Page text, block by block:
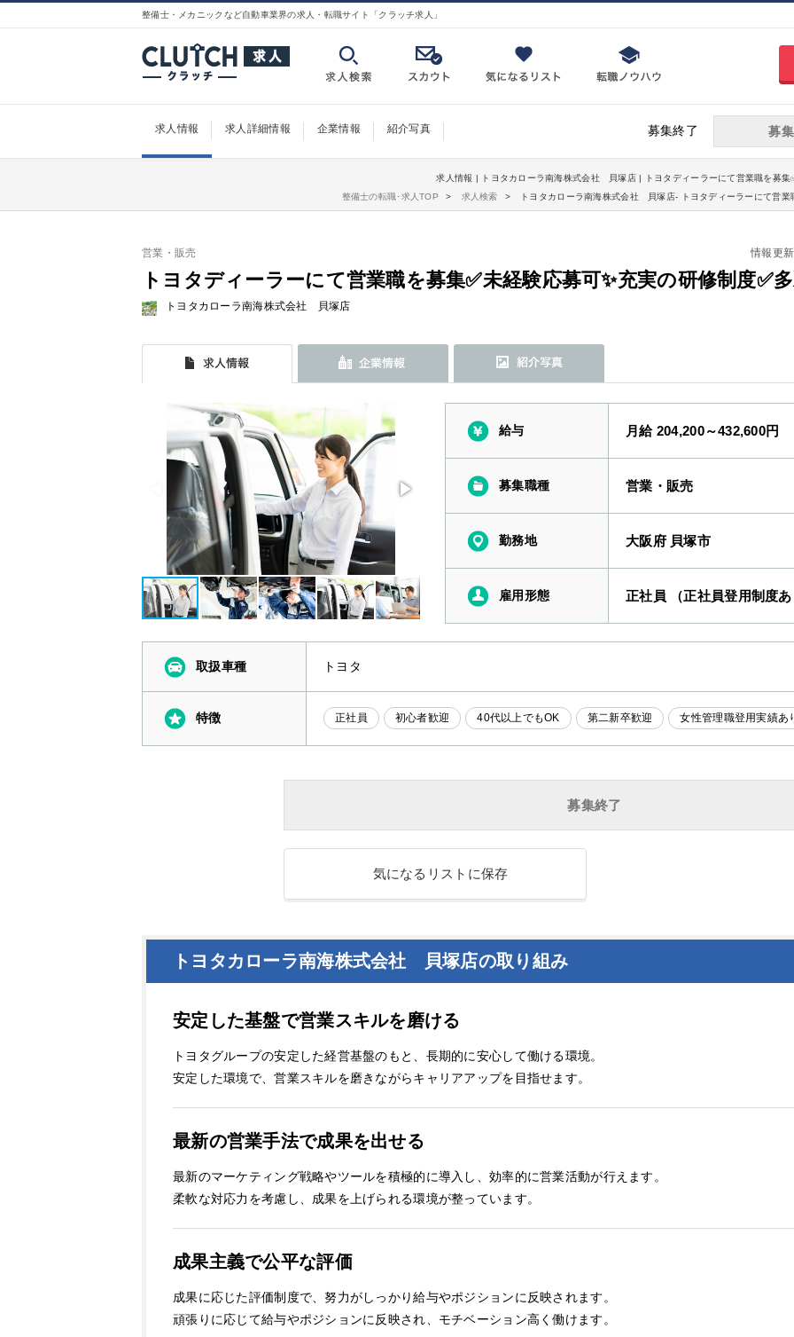
整備士・メカニックなど自動車業界の求人・転職サイト「クラッチ求人」
求人情報 求人詳細情報 企業情報 紹介写真 募
募集終了
求人情報 | トヨタカローラ南海株式会社 貝塚店 | トヨタディーラーにて営業職を募集
整備士の転職･求人TOP
求人検索 トヨタカローラ南海株式会社 貝塚店- トヨタディーラーにて営業
情報更
営業・販売
トヨタディーラーにて営業職を募集✅未経験応募可✨充実の研修制度✅
トヨタカローラ南海株式会社 貝塚店
給与 月給 204,200～432,600円
募集職種 営業・販売
勤務地 大阪府 貝塚市
雇用形態 正社員 （正社員登用制度
取扱車種 トヨタ
特徴 正社員 初心者歓迎 40代以上でもOK 第二新卒歓迎 女性管理職登用実績あ
募集終了
気になるリストに保存
トヨタカローラ南海株式会社 貝塚店の取り組み
安定した基盤で営業スキルを磨ける
トヨタグループの安定した経営基盤のもと、長期的に安心して働ける環境。
安定した環境で、営業スキルを磨きながらキャリアアップを目指せます。
最新の営業手法で成果を出せる
最新のマーケティング戦略やツールを積極的に導入し、効率的に営業活動が行えます。
柔軟な対応力を考慮し、成果を上げられる環境が整っています。
成果主義で公平な評価
成果に応じた評価制度で、努力がしっかり給与やポジションに反映されます。
頑張りに応じて給与やポジションに反映され、モチベーション高く働けます。